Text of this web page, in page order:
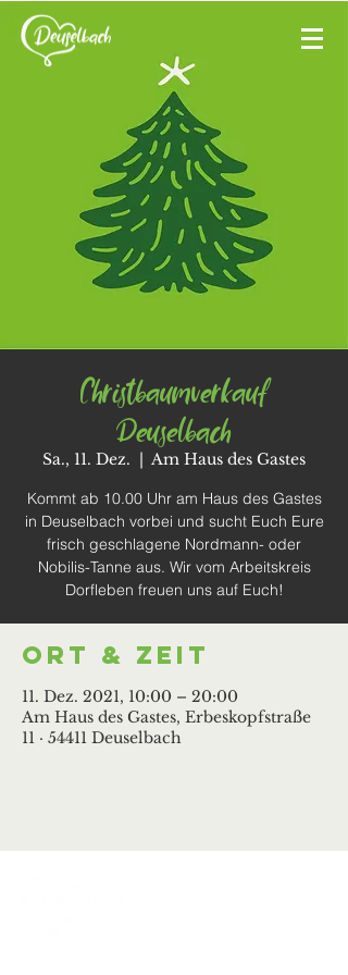
Christbaumverkauf
Deuselbach
Sa., 11. Dez.
  |
Am Haus des Gastes
Kommt ab 10.00 Uhr am Haus des Gastes
in Deuselbach vorbei und sucht Euch Eure
frisch geschlagene Nordmann- oder
Nobilis-Tanne aus. Wir vom Arbeitskreis
Dorfleben freuen uns auf Euch!
Ort & Zeit
11. Dez. 2021, 10:00 – 20:00
Am Haus des Gastes, Erbeskopfstraße
11 · 54411 Deuselbach